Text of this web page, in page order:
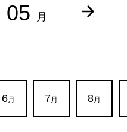
05 月
6月 7月 8月